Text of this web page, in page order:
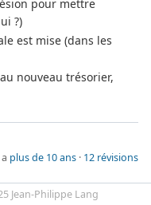
pour mettre
?)
est mise (dans les
nouveau trésorier,
plus de 10 ans · 12 révisions
Jean-Philippe Lang